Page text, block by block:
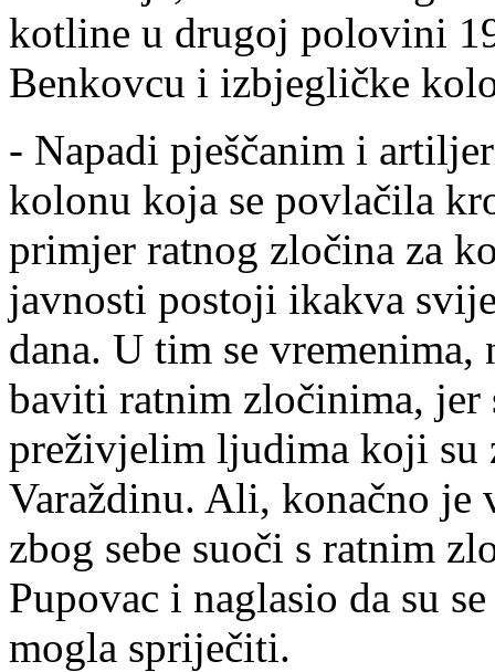
kotline u drugoj polovini
Benkovcu i izbjegličke
- Napadi pješčanim i
kolonu koja se povlačila
primjer ratnog zločina za
javnosti postoji ikakva
dana. U tim se
baviti ratnim zločinima, jer
preživjelim ljudima koji
Varaždinu. Ali, konačno je
zbog sebe suoči s ratnim
Pupovac i naglasio da su
mogla spriječiti.